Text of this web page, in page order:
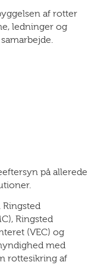
af rotter
ledninger og
på allerede
Ringsted
Ringsted
(VEC) og
med
rottesikring af